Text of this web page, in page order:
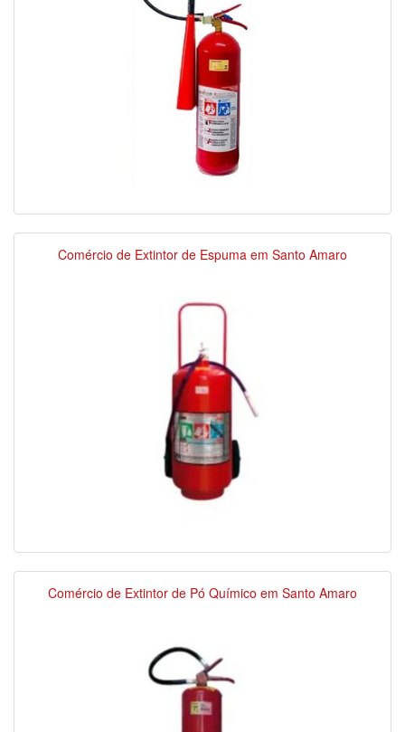
Comércio de Extintor de Espuma em Santo Amaro
Comércio de Extintor de Pó Químico em Santo Amaro